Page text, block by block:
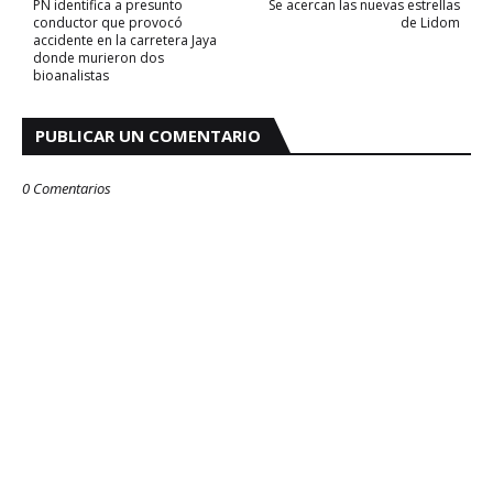
Se acercan las nuevas estrellas
de Lidom
PN identifica a presunto
conductor que provocó
accidente en la carretera Jaya
donde murieron dos
bioanalistas
PUBLICAR UN COMENTARIO
0 Comentarios